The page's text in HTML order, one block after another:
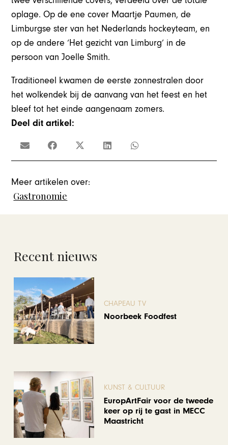
oplage. Op de ene cover Maartje Paumen, de
Limburgse ster van het Nederlands hockeyteam, en
op de andere ‘Het gezicht van Limburg’ in de
persoon van Joelle Smith.
Traditioneel kwamen de eerste zonnestralen door
het wolkendek bij de aanvang van het feest en het
bleef tot het einde aangenaam zomers.
Deel dit artikel:
Meer artikelen over:
Gastronomie
Recent nieuws
CHAPEAU TV
Noorbeek Foodfest
KUNST & CULTUUR
EuropArtFair voor de tweede
keer op rij te gast in MECC
Maastricht